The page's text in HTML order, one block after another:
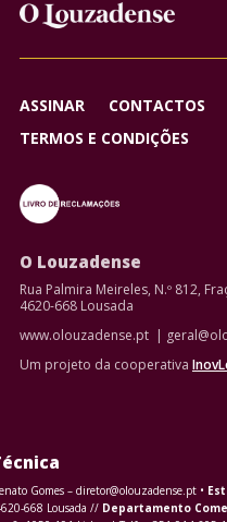
ASSINAR CONTACTOS
TERMOS E CONDIÇÕES
O Louzadense
Rua Palmira Meireles, N.º 812,
4620-668 Lousada
www.olouzadense.pt |
Um projeto da cooperativa
Gomes – diretor@olouzadense.pt •
668 Lousada // Departamento